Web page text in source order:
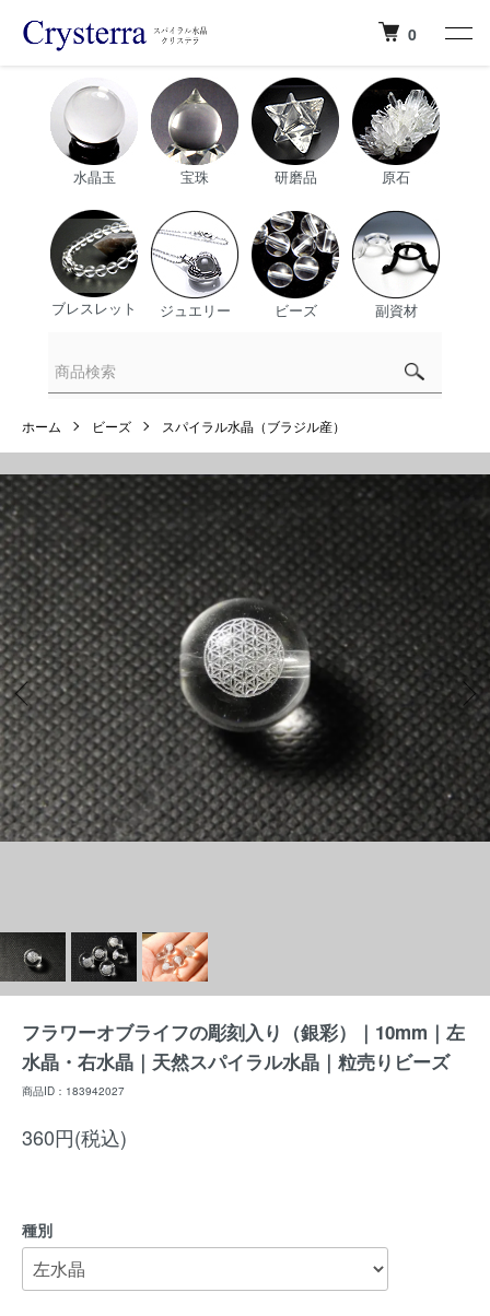
0
水晶玉 宝珠 研磨品 原石
ブレスレット ジュエリー ビーズ 副資材
ホーム ビーズ スパイラル水晶（ブラジル産）
フラワーオブライフの彫刻入り（銀彩）｜10mm｜左
水晶・右水晶｜天然スパイラル水晶｜粒売りビーズ
商品ID：183942027
360円(税込)
種別